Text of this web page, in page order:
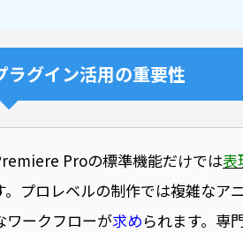
ラグイン活用の重要性
Proの標準機能だけでは表
。プロレベルの制作では複雑なア
ワークフローが求められます。専